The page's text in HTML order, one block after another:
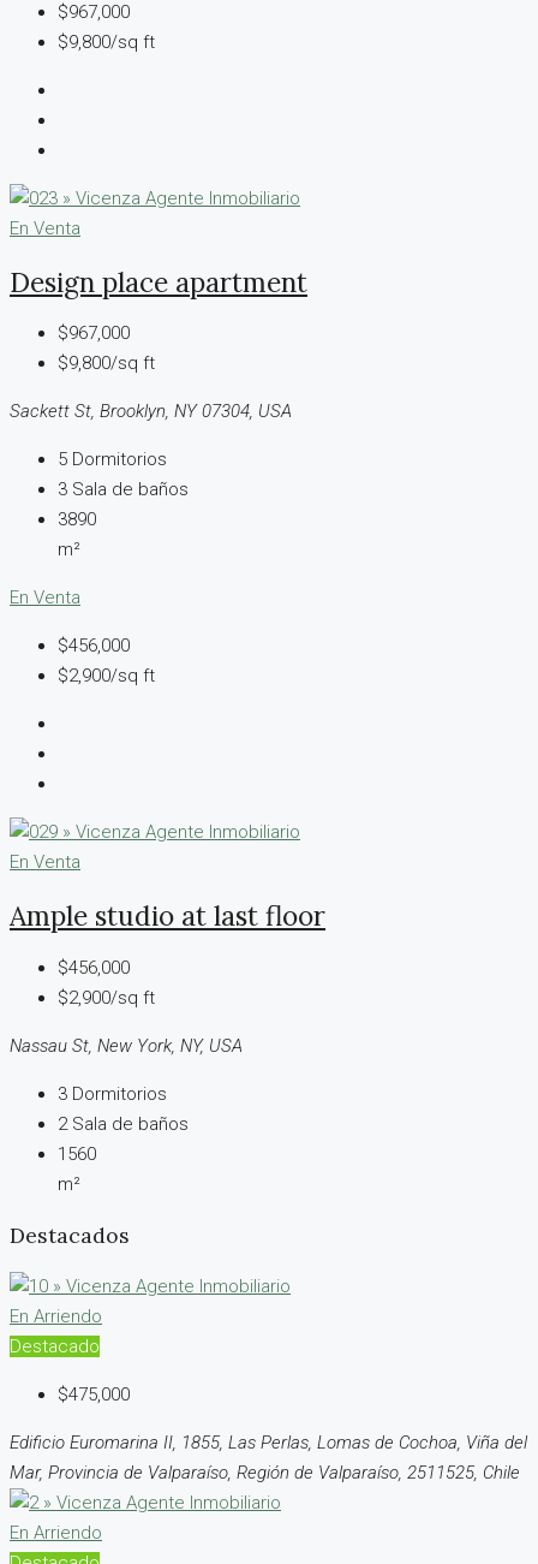
$967,000
$9,800/sq ft
En Venta
Design place apartment
$967,000
$9,800/sq ft
Sackett St, Brooklyn, NY 07304, USA
5 Dormitorios
3 Sala de baños
3890
m²
En Venta
$456,000
$2,900/sq ft
En Venta
Ample studio at last floor
$456,000
$2,900/sq ft
Nassau St, New York, NY, USA
3 Dormitorios
2 Sala de baños
1560
m²
Destacados
En Arriendo
Destacado
$475,000
Edificio Euromarina II, 1855, Las Perlas, Lomas de Cochoa, Viña del
Mar, Provincia de Valparaíso, Región de Valparaíso, 2511525, Chile
En Arriendo